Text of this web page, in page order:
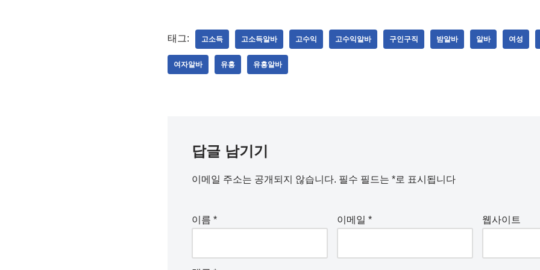
태그: 고소득 고소득알바 고수익 고수익알바 구인구직 밤알바 알바 여성
여자알바 유흥 유흥알바
답글 남기기
이메일 주소는 공개되지 않습니다. 필수 필드는 *로 표시됩니다
이름 * 이메일 * 웹사이트